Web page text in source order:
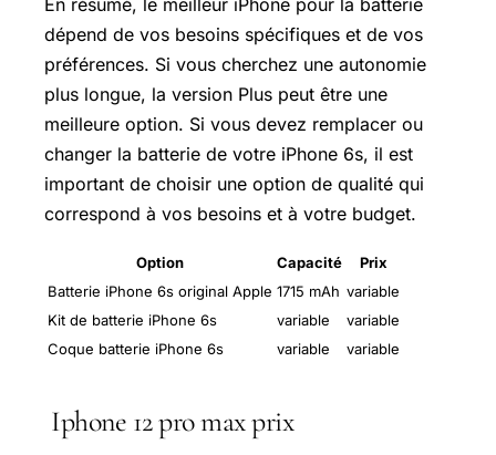
dépend de vos besoins spécifiques et de vos
préférences. Si vous cherchez une autonomie
plus longue, la version Plus peut être une
meilleure option. Si vous devez remplacer ou
changer la batterie de votre iPhone 6s, il est
important de choisir une option de qualité qui
correspond à vos besoins et à votre budget.
Option Capacité
Prix
Batterie iPhone 6s original Apple 1715 mAh variable
Kit de batterie iPhone 6s
variable
variable
Coque batterie iPhone 6s
variable variable
Iphone 12 pro max prix